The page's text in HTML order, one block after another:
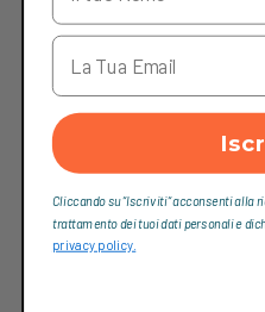
Cliccando su “Iscriviti“ acconsenti alla
trattamento dei tuoi dati personali e
privacy policy.